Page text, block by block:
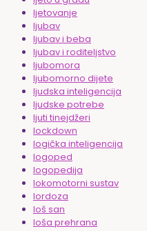
ljetovanje
ljubav
ljubav i beba
ljubav i roditeljstvo
ljubomora
ljubomorno dijete
ljudska inteligencija
ljudske potrebe
ljuti tinejdžeri
lockdown
logička inteligencija
logoped
logopedija
lokomotorni sustav
lordoza
loš san
loša prehrana